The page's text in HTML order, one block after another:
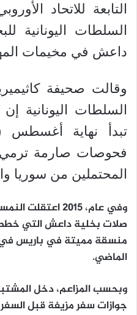
التابعة للاتحاد
السلطات اليونانية
داعش في مخيمات
وقالت صحيفة
السلطات اليونانية
تبدأ نهاية أغسطس
فحوصات صارمة ترمي
المحتملين من سوريا
وفي عام، 2015
صلات بخلية داعش التي
منسقة مميتة في باريس في
الماضي.
وبحسب المزاعم، دخل
جوازات سفر مزيفة قبل السفر